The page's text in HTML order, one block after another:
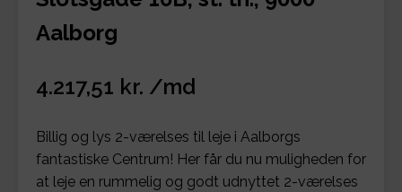
Aalborg
4.217,51 kr. /md
Billig og lys 2-værelses til leje i Aalborgs
fantastiske Centrum! Her får du nu muligheden for
at leje en rummelig og godt udnyttet 2-værelses